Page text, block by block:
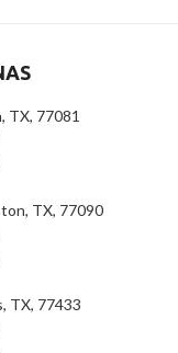
TX, 77081
TX, 77090
TX, 77433